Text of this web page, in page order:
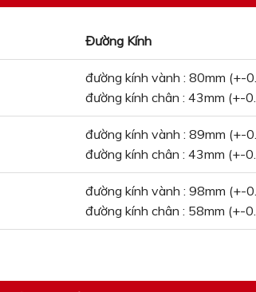
Đường Kính
đường kính vành : 80mm (+-
đường kính chân : 43mm (+-
đường kính vành : 89mm (+-
đường kính chân : 43mm (+-
đường kính vành : 98mm (+-
đường kính chân : 58mm (+-